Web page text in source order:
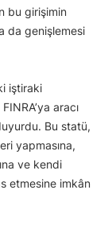
bu girişimin
da genişlemesi
iştiraki
aracı
Bu statü,
yapmasına,
ve kendi
etmesine imkân